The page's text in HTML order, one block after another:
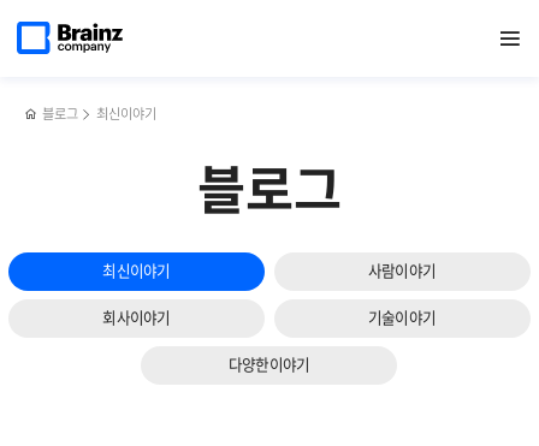
열기
페이지로
블로그 최신이야기
블로그
최신이야기 사람이야기
회사이야기 기술이야기
다양한이야기
with
협력업체
세미나
도모”